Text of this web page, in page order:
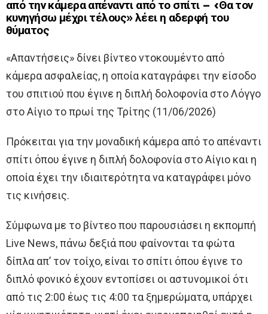
από την κάμερα απέναντι από το σπίτι – «Θα τον
κυνηγήσω μέχρι τέλους» λέει η αδερφή του
θύματος
«Απαντήσεις» δίνει βίντεο ντοκουμέντο από
κάμερα ασφαλείας, η οποία καταγράφει την είσοδο
του σπιτιού που έγινε η διπλή δολοφονία στο Λόγγο
στο Αίγιο το πρωί της Τρίτης (11/06/2026)
Πρόκειται για την μοναδική κάμερα από το απέναντι
σπίτι όπου έγινε η διπλή δολοφονία στο Αίγιο και η
οποία έχει την ιδιαιτερότητα να καταγράφει μόνο
τις κινήσεις.
Σύμφωνα με το βίντεο που παρουσιάσει η εκπομπή
Live News, πάνω δεξιά που φαίνονται τα φώτα
δίπλα απ’ τον τοίχο, είναι το σπίτι όπου έγινε το
διπλό φονικό έχουν εντοπίσει οι αστυνομικοί ότι
από τις 2:00 έως τις 4:00 τα ξημερώματα, υπάρχει